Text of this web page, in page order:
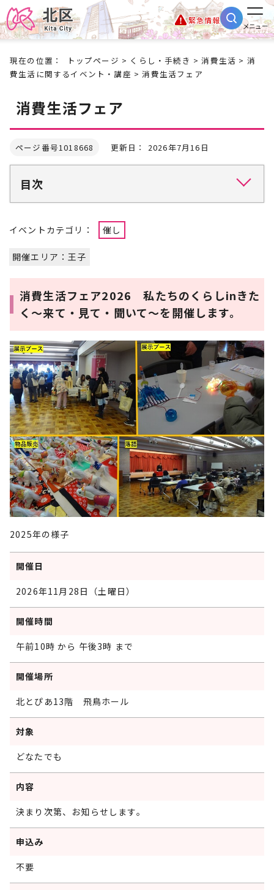
緊急情報
メニュー
現在の位置： トップページ > くらし・手続き >消費生活 > 消
費生活に関するイベント・講座 > 消費生活フェア
消費生活フェア
ページ番号1018668 更新日： 2026年7月16日
目次
イベントカテゴリ： 催し
開催エリア：王子
消費生活フェア2026 私たちのくらしinきた
く～来て・見て・聞いて～を開催します。
2025年の様子
開催日
2026年11月28日（土曜日）
開催時間
午前10時 から 午後3時 まで
開催場所
北とぴあ13階 飛鳥ホール
対象
どなたでも
内容
決まり次第、お知らせします。
申込み
不要